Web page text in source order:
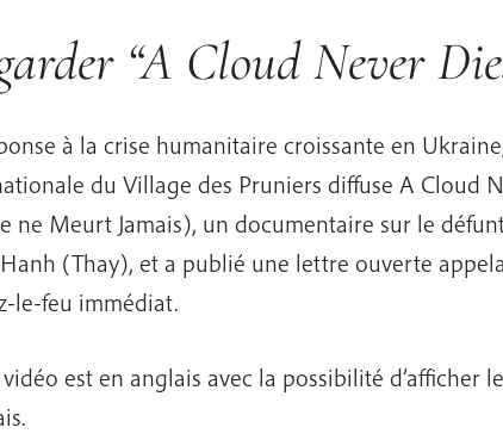
“A Cloud Never
à la crise humanitaire croissante en
du Village des Pruniers diffuse A Cloud
ne Meurt Jamais), un documentaire sur le
(Thay), et a publié une lettre ouverte
le-feu immédiat.
est en anglais avec la possibilité d’afficher